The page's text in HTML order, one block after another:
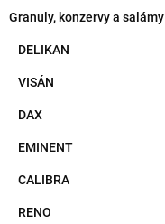
Granuly, konzervy a salámy
DELIKAN
VISÁN
DAX
EMINENT
CALIBRA
RENO